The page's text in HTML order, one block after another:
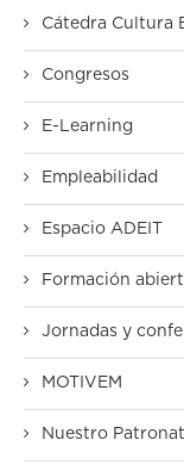
Cátedra Cultura
Congresos
E-Learning
Empleabilidad
Espacio ADEIT
Formación
Jornadas y
MOTIVEM
Nuestro